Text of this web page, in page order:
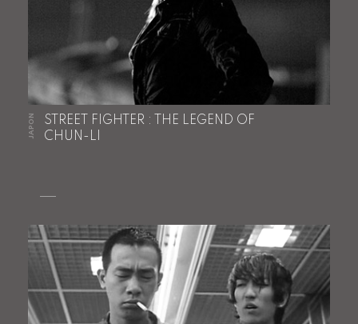
JAPON
STREET FIGHTER : THE LEGEND OF
CHUN-LI